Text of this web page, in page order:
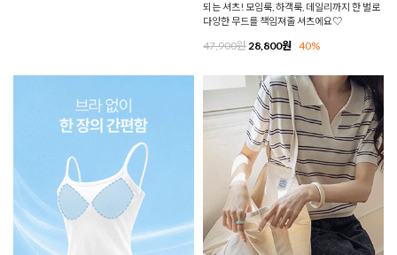
되는 셔츠! 모임룩, 하객룩, 데일리까지 한 벌로
다양한 무드를 책임져줄 셔츠에요♡
47,900원28,800원 40%